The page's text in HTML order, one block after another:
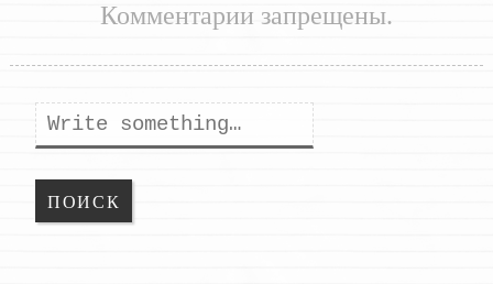
Комментарии запрещены.
Поиск